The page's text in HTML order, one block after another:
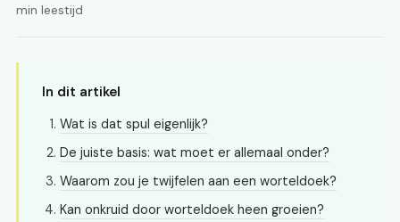
min leestijd
In dit artikel
Wat is dat spul eigenlijk?
De juiste basis: wat moet er allemaal onder?
Waarom zou je twijfelen aan een worteldoek?
Kan onkruid door worteldoek heen groeien?